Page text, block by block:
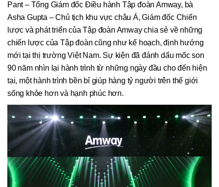
Pant – Tổng Giám đốc Điều hành Tập đoàn Amway, bà
Asha Gupta – Chủ tịch khu vực châu Á, Giám đốc Chiến
lược và phát triển của Tập đoàn Amway chia sẻ về những
chiến lược của Tập đoàn cũng như kế hoạch, định hướng
mới tại thị trường Việt Nam. Sự kiện đã đánh dấu mốc son
90 năm nhìn lại hành trình từ những ngày đầu cho đến hiện
tại, một hành trình bền bỉ giúp hàng tỷ người trên thế giới
sống khỏe hơn và hạnh phúc hơn.